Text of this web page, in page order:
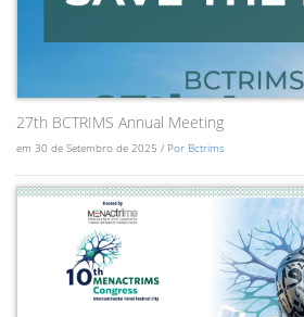
27th BCTRIMS Annual Meeting
em 30 de Setembro de 2025 / Por Bctrims